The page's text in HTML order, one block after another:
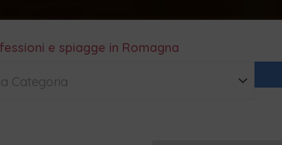
e spiagge in Romagna
Categoria